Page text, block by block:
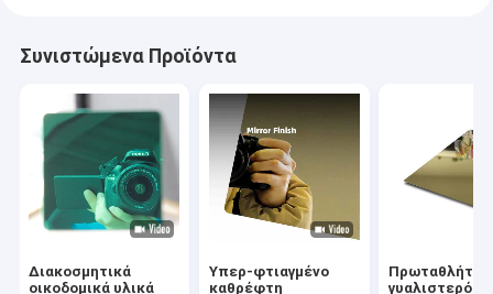
Συνιστώμενα Προϊόντα
Διακοσμητικά
οικοδομικά υλικά
Υπερ-φτιαγμένο
καθρέφτη
γυαλιστερό